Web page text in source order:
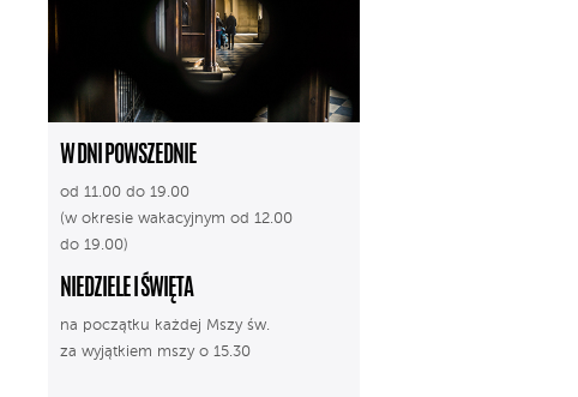
W DNI POWSZEDNIE
od 11.00 do 19.00
(w okresie wakacyjnym od 12.00
do 19.00)
NIEDZIELE I ŚWIĘTA
na początku każdej Mszy św.
za wyjątkiem mszy o 15.30